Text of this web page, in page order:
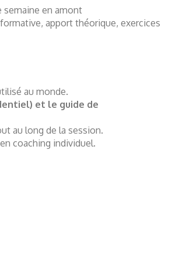
semaine en amont
apport théorique, exercices
au monde.
et le guide de
au long de la session.
coaching individuel.